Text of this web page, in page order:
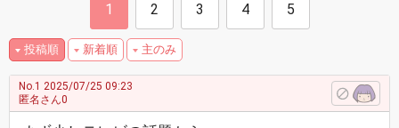
1 2 3 4 5
投稿順 新着順 主のみ
No.1 2025/07/25 09:23
匿名さん0